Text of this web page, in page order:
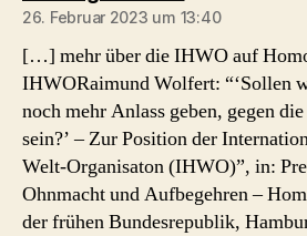
26. Februar 2023 um 13:40
[…] mehr über die IHWO auf
IHWORaimund Wolfert: “‘Sollen
noch mehr Anlass geben, gegen
sein?’ – Zur Position der
Welt-Organisaton (IHWO)”, in:
Ohnmacht und Aufbegehren –
der frühen Bundesrepublik,